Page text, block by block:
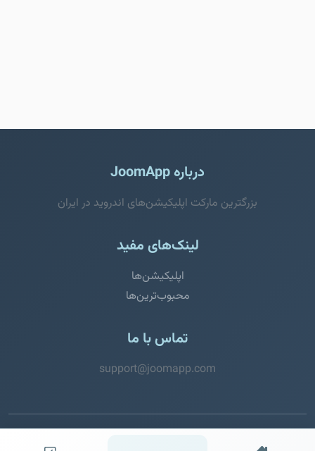
درباره JoomApp
بزرگترین مارکت اپلیکیشن‌های اندروید در ایران
لینک‌های مفید
اپلیکیشن‌ها
محبوب‌ترین‌ها
تماس با ما
support@joomapp.com
© 2026 JoomApp. تمامی حقوق محفوظ است.